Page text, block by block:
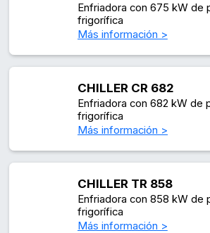
Enfriadora con 675 kW de
frigorífica
Más información >
CHILLER CR 682
Enfriadora con 682 kW de
frigorífica
Más información >
CHILLER TR 858
Enfriadora con 858 kW de
frigorífica
Más información >